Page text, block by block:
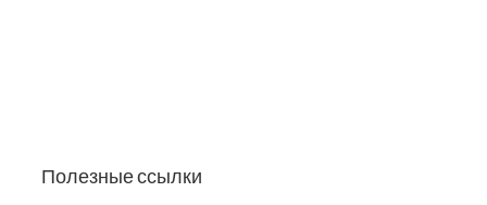
Полезные ссылки